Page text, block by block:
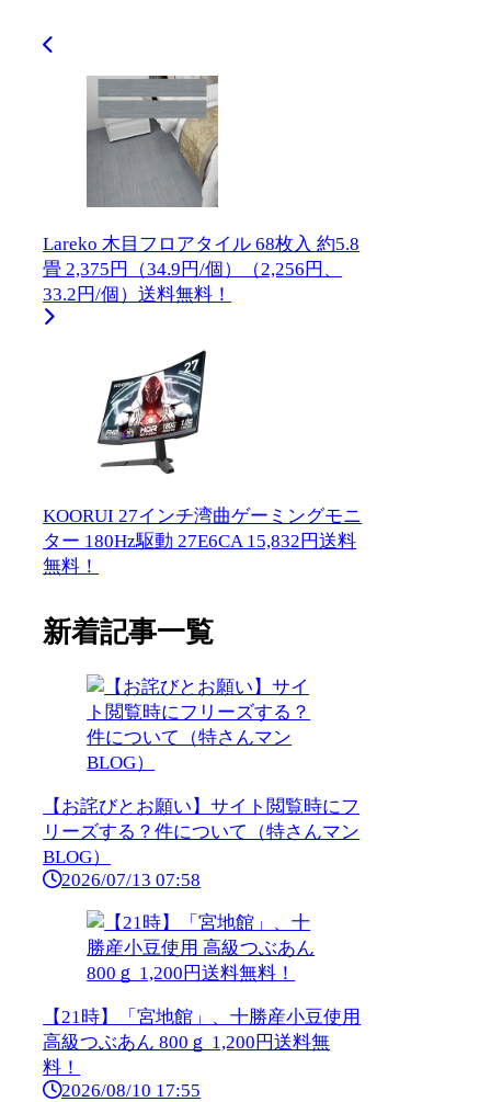
Lareko 木目フロアタイル 68枚入 約5.8
畳 2,375円（34.9円/個）（2,256円、
33.2円/個）送料無料！
KOORUI 27インチ湾曲ゲーミングモニ
ター 180Hz駆動 27E6CA 15,832円送料
無料！
新着記事一覧
【お詫びとお願い】サイト閲覧時にフ
リーズする？件について（特さんマン
BLOG）
2026/07/13 07:58
【21時】「宮地館」、十勝産小豆使用
高級つぶあん 800ｇ 1,200円送料無
料！
2026/08/10 17:55